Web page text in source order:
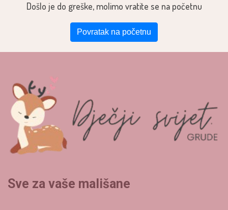
Došlo je do greške, molimo vratite se na početnu
Povratak na početnu
Sve za vaše mališane